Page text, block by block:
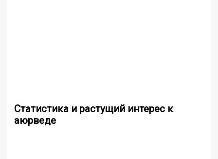
Статистика и растущий интерес к
аюрведе